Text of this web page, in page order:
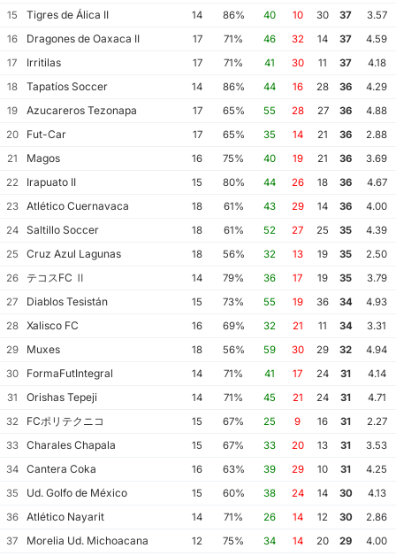
15
Tigres de Álica II 14 86% 40 10 30 37
3.57
16
Dragones de Oaxaca II 17 71% 46 32 14 37
4.59
17
Irritilas 17 71% 41 30 11 37
4.18
18
Tapatíos Soccer 14 86% 44 16 28 36
4.29
19
Azucareros Tezonapa 17 65% 55 28 27 36
4.88
20
Fut-Car 17 65% 35 14 21 36
2.88
21
Magos 16 75% 40 19 21 36
3.69
22
Irapuato II 15 80% 44 26 18 36
4.67
23
Atlético Cuernavaca 18 61% 43 29 14 36
4.00
24
Saltillo Soccer 18 61% 52 27 25 35
4.39
25
Cruz Azul Lagunas 18 56% 32 13 19 35
2.50
26
テコスFC Ⅱ 14 79% 36 17 19 35
3.79
27
Diablos Tesistán 15 73% 55 19 36 34
4.93
28
Xalisco FC 16 69% 32 21 11 34
3.31
29
Muxes 18 56% 59 30 29 32
4.94
30
FormaFutIntegral 14 71% 41 17 24 31
4.14
31
Orishas Tepeji 14 71% 45 21 24 31
4.71
32
FCポリテクニコ 15 67% 25 9 16 31
2.27
33
Charales Chapala 15 67% 33 20 13 31
3.53
34
Cantera Coka 16 63% 39 29 10 31
4.25
35
Ud. Golfo de México 15 60% 38 24 14 30
4.13
36
Atlético Nayarit 14 71% 26 14 12 30
2.86
37
Morelia Ud. Michoacana 12 75% 34 14 20 29
4.00